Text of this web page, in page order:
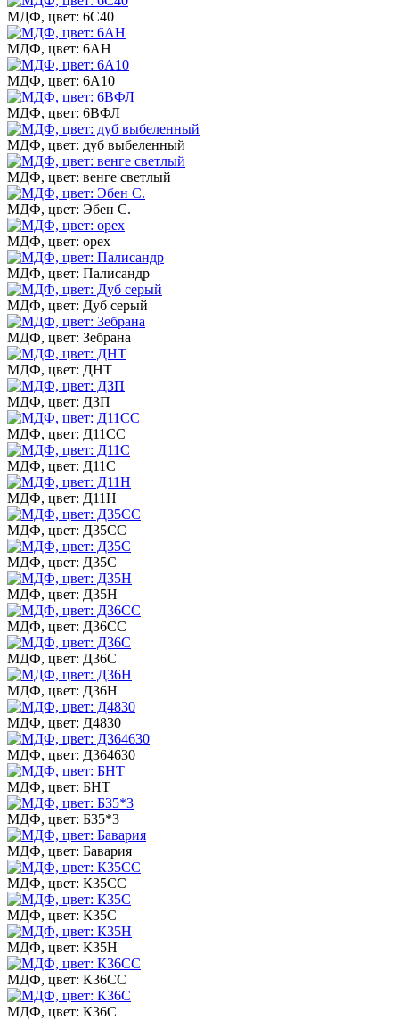
МДФ, цвет: 6С40
МДФ, цвет: 6АН
МДФ, цвет: 6А10
МДФ, цвет: 6ВФЛ
МДФ, цвет: дуб выбеленный
МДФ, цвет: венге светлый
МДФ, цвет: Эбен С.
МДФ, цвет: орех
МДФ, цвет: Палисандр
МДФ, цвет: Дуб серый
МДФ, цвет: Зебрана
МДФ, цвет: ДНТ
МДФ, цвет: ДЗП
МДФ, цвет: Д11СС
МДФ, цвет: Д11С
МДФ, цвет: Д11Н
МДФ, цвет: Д35СС
МДФ, цвет: Д35С
МДФ, цвет: Д35Н
МДФ, цвет: Д36СС
МДФ, цвет: Д36С
МДФ, цвет: Д36Н
МДФ, цвет: Д4830
МДФ, цвет: Д364630
МДФ, цвет: БНТ
МДФ, цвет: Б35*3
МДФ, цвет: Бавария
МДФ, цвет: К35СС
МДФ, цвет: К35С
МДФ, цвет: К35Н
МДФ, цвет: К36СС
МДФ, цвет: К36С